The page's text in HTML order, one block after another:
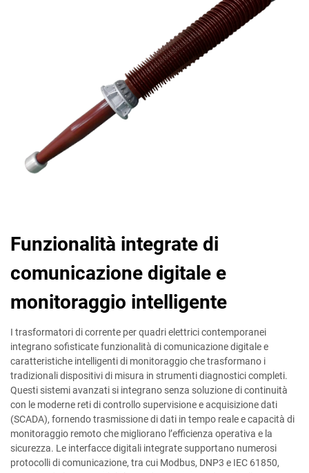
Funzionalità integrate di
comunicazione digitale e
monitoraggio intelligente
I trasformatori di corrente per quadri elettrici contemporanei
integrano sofisticate funzionalità di comunicazione digitale e
caratteristiche intelligenti di monitoraggio che trasformano i
tradizionali dispositivi di misura in strumenti diagnostici completi.
Questi sistemi avanzati si integrano senza soluzione di continuità
con le moderne reti di controllo supervisione e acquisizione dati
(SCADA), fornendo trasmissione di dati in tempo reale e capacità di
monitoraggio remoto che migliorano l’efficienza operativa e la
sicurezza. Le interfacce digitali integrate supportano numerosi
protocolli di comunicazione, tra cui Modbus, DNP3 e IEC 61850,